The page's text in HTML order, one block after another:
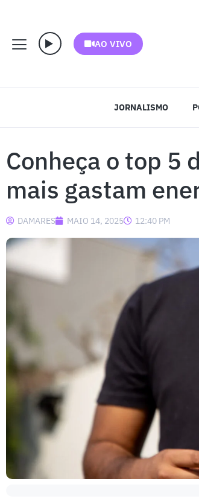
AO VIVO
JORNALISMO
Conheça o top 5
mais gastam
DAMARES MAIO 14, 2025 12:40 PM